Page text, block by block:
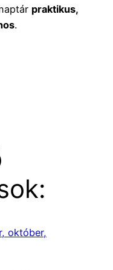
praktikus,
.
október,